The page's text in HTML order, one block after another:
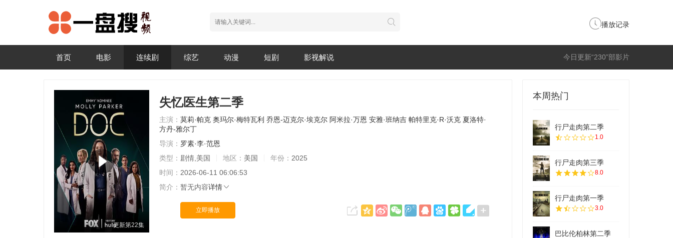
播放记录
今日更新“230”部影片
首页 电影 连续剧 综艺 动漫 短剧 影视解说
更新第22集
失忆医生第二季
主演： 莫莉·帕克 奥玛尔·梅特瓦利 乔恩-迈克尔·埃克尔 阿米拉·万恩 安雅·班纳吉 帕特里克·R·沃克 夏洛特·
方丹-雅尔丁
导演： 罗素·李·范恩
类型： 剧情,美国 地区： 美国 年份： 2025
时间： 2026-06-11 06:06:53
简介： 暂无内容详情
立即播放
本周热门
行尸走肉第二季
1.0
行尸走肉第三季
8.0
行尸走肉第一季
3.0
巴比伦柏林第二季